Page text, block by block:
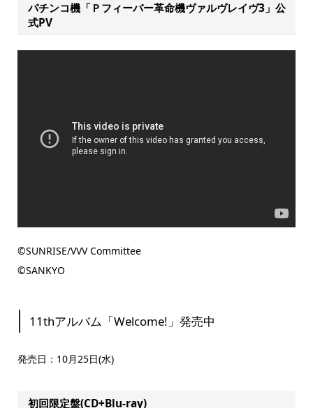
パチンコ機「Ｐフィーバー革命機ヴァルヴレイヴ3」公
式PV
©SUNRISE/VVV Committee
©SANKYO
11thアルバム「Welcome!」発売中
発売日：10月25日(水)
初回限定盤(CD+Blu-ray)